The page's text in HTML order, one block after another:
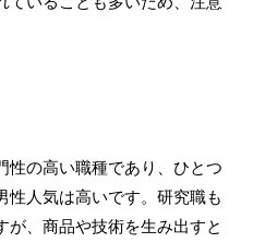
性の高い職種であり、ひとつ
性人気は高いです。研究職も
、商品や技術を生み出すと